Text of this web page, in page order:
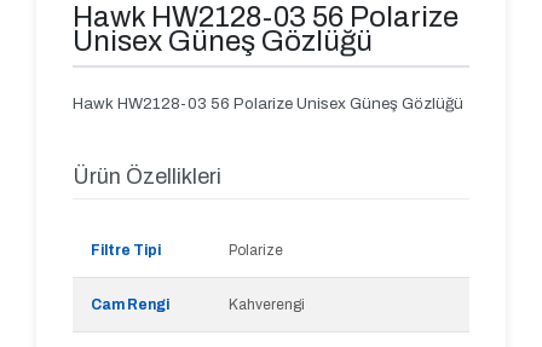
Hawk HW2128-03 56 Polarize
Unisex Güneş Gözlüğü
Hawk HW2128-03 56 Polarize Unisex Güneş Gözlüğü
Ürün Özellikleri
Filtre Tipi Polarize
Cam Rengi Kahverengi